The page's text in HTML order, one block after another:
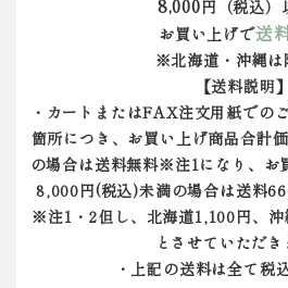
8,000円（税込）
お買い上げで送
※北海道・沖縄
【送料説明】
・カートまたはFAX注文用紙での
箇所につき、お買い上げ商品合計
の場合は送料無料※注1になり、お
8,000円(税込)未満の場合は送料
※注1・2但し、北海道1,100円、
とさせていただき
・上記の送料は全て税